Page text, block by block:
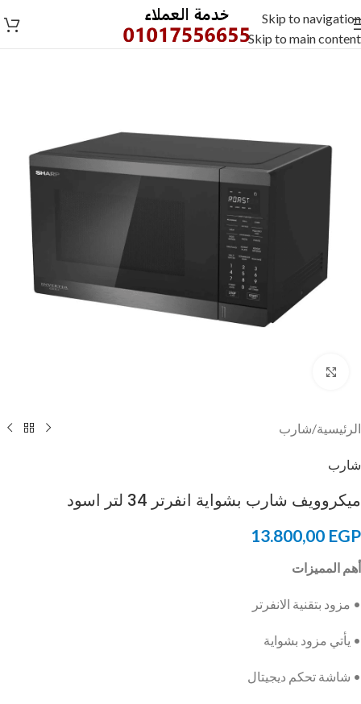
Skip to navigation
Skip to main content
الرئيسية/شارب
شارب
ميكروويف شارب بشواية انفرتر 34 لتر اسود
13.800,00 EGP
أهم المميزات
• مزود بتقنية الانفرتر
• يأتي مزود بشواية
• شاشة تحكم ديجيتال